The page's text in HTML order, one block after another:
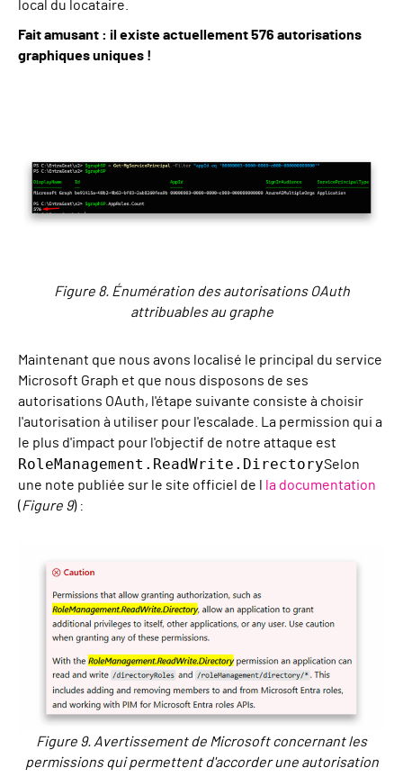
local du locataire.
Fait amusant : il existe actuellement 576 autorisations
graphiques uniques !
Figure 8. Énumération des autorisations OAuth
attribuables au graphe
Maintenant que nous avons localisé le principal du service
Microsoft Graph et que nous disposons de ses
autorisations OAuth, l'étape suivante consiste à choisir
l'autorisation à utiliser pour l'escalade. La permission qui a
le plus d'impact pour l'objectif de notre attaque est
RoleManagement.ReadWrite.DirectorySelon
une note publiée sur le site officiel de l
la documentation
(Figure 9) :
Figure 9. Avertissement de Microsoft concernant les
permissions qui permettent d'accorder une autorisation